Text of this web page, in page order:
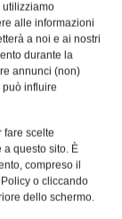
utilizziamo
alle informazioni
a noi e ai nostri
durante la
annunci (non)
influire
fare scelte
a questo sito. È
compreso il
o cliccando
dello schermo.
della
Materiali
un